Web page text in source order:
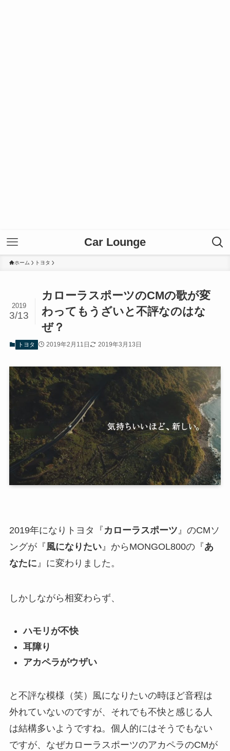
Car Lounge
ホーム トヨタ
カローラスポーツのCMの歌が変
わってもうざいと不評なのはな
ぜ？
2019
3/13
トヨタ 2019年2月11日 2019年3月13日
2019年になりトヨタ『 カローラスポーツ 』のCMソ
ングが『 風になりたい』からMONGOL800の『あ
なたに 』に変わりました。
しかしながら相変わらず、
ハモリが不快
耳障り
アカペラがウザい
と不評な模様（笑）風になりたいの時ほど音程は
外れていないのですが、それでも不快と感じる人
は結構多いようですね。個人的にはそうでもない
ですが、なぜカローラスポーツのアカペラのCMが